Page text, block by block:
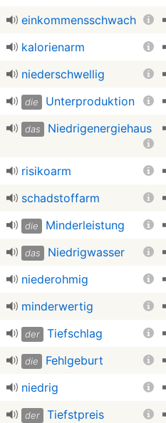
einkommensschwach
kalorienarm
niederschwellig
die Unterproduktion
das Niedrigenergiehaus
risikoarm
schadstoffarm
die Minderleistung
das Niedrigwasser
niederohmig
minderwertig
der Tiefschlag
die Fehlgeburt
niedrig
der Tiefstpreis